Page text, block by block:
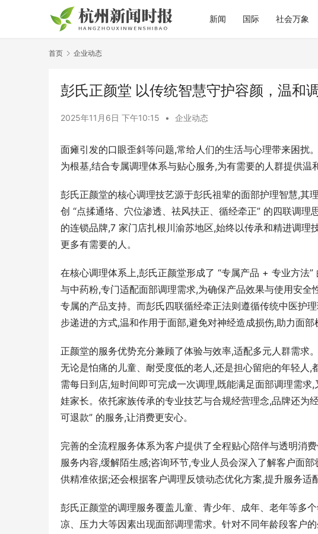
新闻 国际 社会万象
首页 企业动态
彭氏正颜堂 以传统智慧守护容颜，温和
2025年11月6日 下午10:15 • 企业动态
面瘫引发的口眼歪斜等问题,常给人们的生活与心理带来困扰
为根基,结合专属调理体系与贴心服务,为有需要的人群提供温
彭氏正颜堂的核心调理技艺源于彭氏祖辈的面部护理智慧,其
创 “点揉通络、穴位渗透、祛风扶正、循经牵正” 的四联调
的连锁品牌,7 家门店扎根川渝苏地区,始终以传承和精进调理
更多有需要的人。
在核心调理体系上,彭氏正颜堂形成了 “专属产品 + 专业方法
与中药粉,专门适配面部调理需求,为确保产品效果与使用安
专属的产品支持。而彭氏四联循经牵正法则遵循传统中医护
步递进的方式,温和作用于面部,避免对神经造成损伤,助力面部
正颜堂的服务优势充分兼顾了体验与效率,适配多元人群需求
无论是怕痛的儿童、耐受度低的老人,还是担心留疤的年轻人
需每日到店,短时间即可完成一次调理,既能满足面部调理需
娃家长。依托家族传承的专业技艺与合规经营理念,品牌还为
可退款” 的服务,让消费更安心。
完善的全流程服务体系为客户提供了全程贴心陪伴与透明消
服务内容,缓解陌生感;咨询环节,专业人员会深入了解客户面
供精准依据;还会根据客户调理反馈动态优化方案,提升服务适
彭氏正颜堂的调理服务覆盖儿童、青少年、成年、老年等多
凉、压力大等因素出现面部调理需求。针对不同年龄段客户